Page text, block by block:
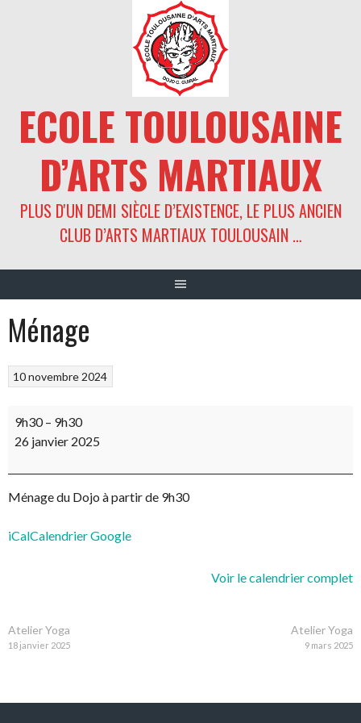
ECOLE TOULOUSAINE
D’ARTS MARTIAUX
PLUS D'UN DEMI SIÈCLE D’EXISTENCE, LE PLUS ANCIEN
CLUB D’ARTS MARTIAUX TOULOUSAIN …
Ménage
10 novembre 2024
9h30 – 9h30
26 janvier 2025
Ménage du Dojo à partir de 9h30
iCalCalendrier Google
Voir le calendrier complet
NAVIGATION
Atelier Yoga
18 janvier 2025
Atelier Yoga
9 mars 2025